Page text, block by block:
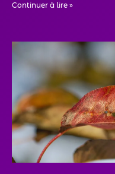
Continuer à lire »